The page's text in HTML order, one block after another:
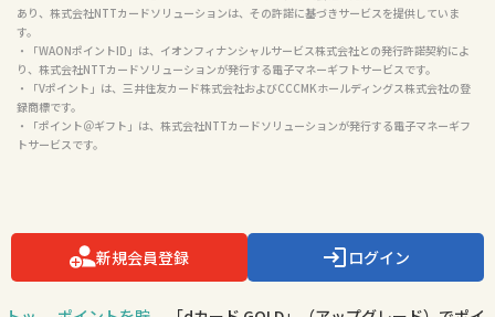
利用可能。
・「WAON（ワオン）」は、イオン株式会社の登録商標です。
・「WAON POINT」は、イオン株式会社の登録商標です。
・「WAON POINT eギフト」は、イオンマーケティング株式会社が発行許諾するサービスで
あり、株式会社NTTカードソリューションは、その許諾に基づきサービスを提供していま
す。
・「WAONポイントID」は、イオンフィナンシャルサービス株式会社との発行許諾契約によ
り、株式会社NTTカードソリューションが発行する電子マネーギフトサービスです。